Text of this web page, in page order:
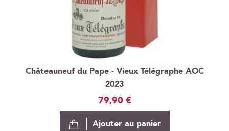
Châteauneuf du Pape - Vieux Télégraphe AOC
2023
79,90 €
Ajouter au panier